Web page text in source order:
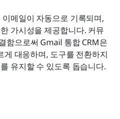
메일이 자동으로 기록되며,
가시성을 제공합니다. 커뮤
함으로써 Gmail 통합 CRM은
게 대응하며, 도구를 전환하지
유지할 수 있도록 돕습니다.